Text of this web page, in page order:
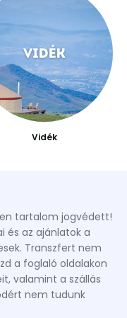
Vidék
tartalom jogvédett!
és az ajánlatok a
Transzfert nem
a foglaló oldalakon
valamint a szállás
nem tudunk